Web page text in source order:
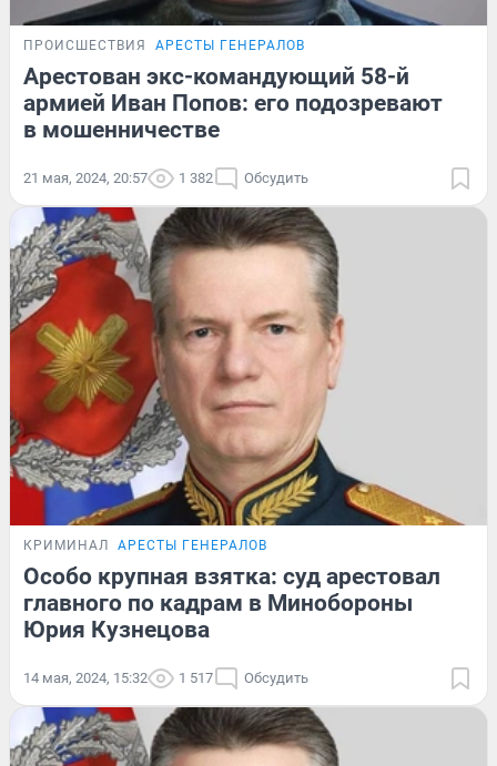
ПРОИСШЕСТВИЯ АРЕСТЫ ГЕНЕРАЛОВ
Арестован экс-командующий 58-й
армией Иван Попов: его подозревают
в мошенничестве
21 мая, 2024, 20:57 1 382 Обсудить
КРИМИНАЛ АРЕСТЫ ГЕНЕРАЛОВ
Особо крупная взятка: суд арестовал
главного по кадрам в Минобороны
Юрия Кузнецова
14 мая, 2024, 15:32 1 517 Обсудить